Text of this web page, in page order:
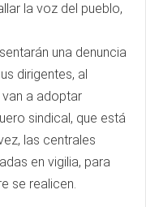
la voz del pueblo,
una denuncia
dirigentes, al
a adoptar
sindical, que está
las centrales
en vigilia, para
se realicen.